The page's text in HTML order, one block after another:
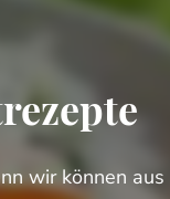
wir können aus